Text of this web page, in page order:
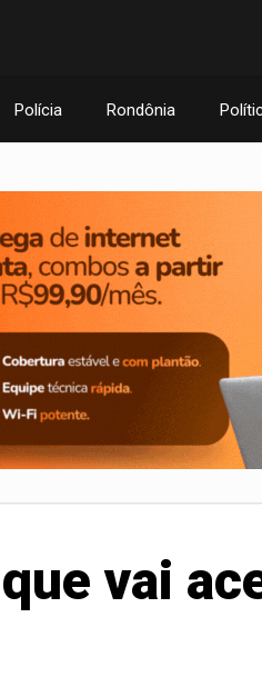
Polícia Rondônia
vai